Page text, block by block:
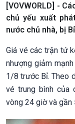
[VOVWORLD] -
chủ yếu xuất
nước chủ nhà, bị
Giá vé các trận tứ
nhượng giảm
1/8 trước Bỉ. Theo
vé trung bình của
vòng 24 giờ và gần